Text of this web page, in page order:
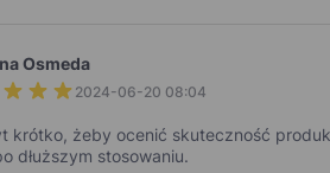
Osmeda
2024-06-20 08:04
krótko, żeby ocenić skuteczność
dłuższym stosowaniu.